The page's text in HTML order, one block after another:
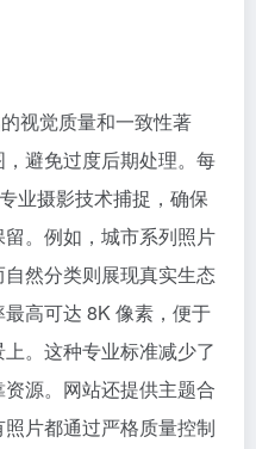
视觉质量和一致性著
避免过度后期处理。每
业摄影技术捕捉，确保
。例如，城市系列照片
然分类则展现真实生态
高可达 8K 像素，便于
。这种专业标准减少了
源。网站还提供主题合
片都通过严格质量控制